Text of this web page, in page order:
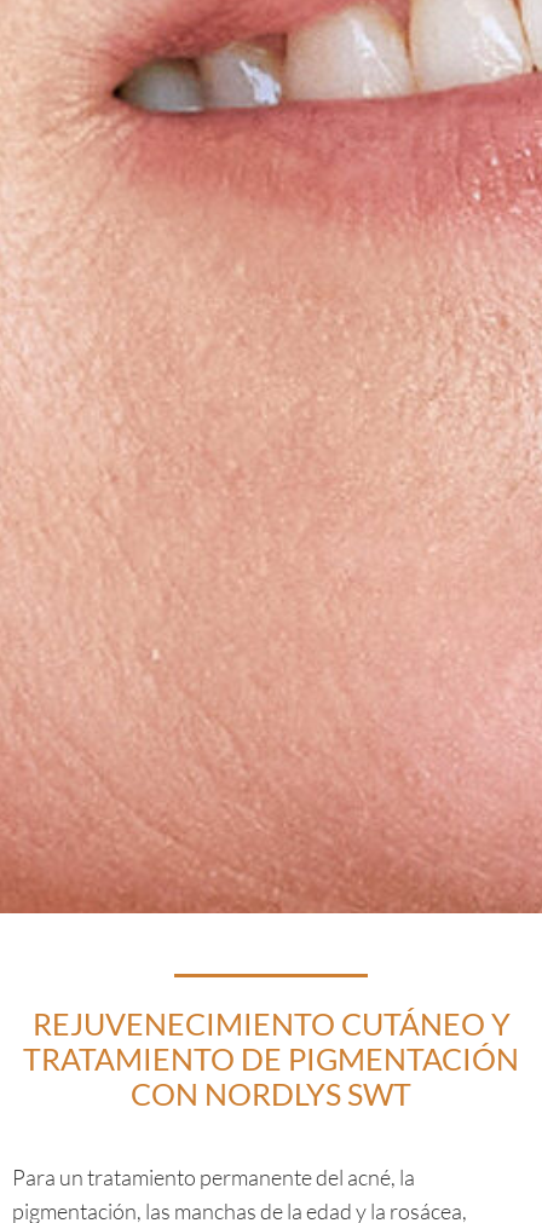
REJUVENECIMIENTO CUTÁNEO Y
TRATAMIENTO DE PIGMENTACIÓN
CON NORDLYS SWT
Para un tratamiento permanente del acné, la
pigmentación, las manchas de la edad y la rosácea,